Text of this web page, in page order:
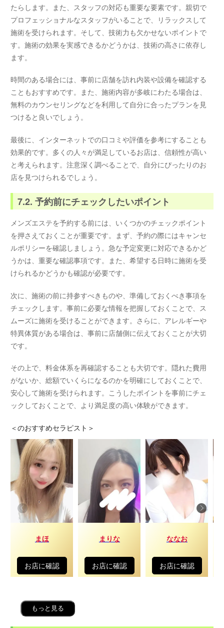
たらします。また、スタッフの対応も重要な要素です。親切で
プロフェッショナルなスタッフがいることで、リラックスして
施術を受けられます。そして、技術力も欠かせないポイントで
す。施術の効果を実感できるかどうかは、技術の高さに依存し
ます。
時間のある場合には、事前に店舗を訪れ内装や設備を確認する
こともおすすめです。また、施術内容が多岐にわたる場合は、
無料のカウンセリングなどを利用して自分に合ったプランを見
つけると良いでしょう。
最後に、インターネットでの口コミや評価を参考にすることも
効果的です。多くの人々が満足しているお店は、信頼性が高い
と考えられます。注意深く調べることで、自分にぴったりのお
店を見つけられるでしょう。
7.2. 予約前にチェックしたいポイント
メンズエステを予約する前には、いくつかのチェックポイント
を押さえておくことが重要です。まず、予約の際にはキャンセ
ルポリシーを確認しましょう。急な予定変更に対応できるかど
うかは、重要な確認事項です。また、希望する日時に施術を受
けられるかどうかも確認が必要です。
次に、施術の前に持参すべきものや、準備しておくべき事項を
チェックします。事前に必要な情報を把握しておくことで、ス
ムーズに施術を受けることができます。さらに、アレルギーや
特異体質がある場合は、事前に店舗側に伝えておくことが大切
です。
その上で、料金体系を再確認することも大切です。隠れた費用
がないか、総額でいくらになるのかを明確にしておくことで、
安心して施術を受けられます。こうしたポイントを事前にチェ
ックしておくことで、より満足度の高い体験ができます。
＜のおすすめセラピスト＞
まほ
お店に確認
まりな
お店に確認
ななお
お店に確認
もっと見る